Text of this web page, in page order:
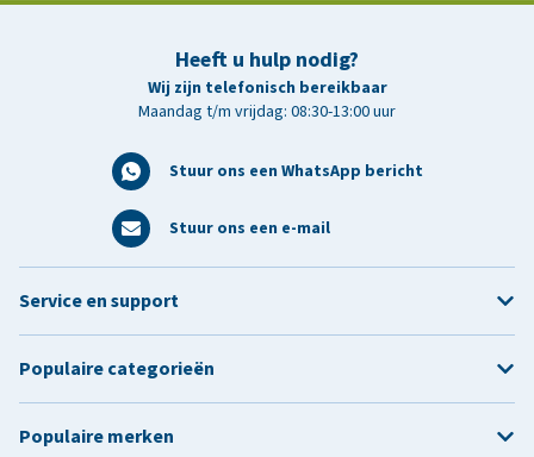
Heeft u hulp nodig?
Wij zijn telefonisch bereikbaar
Maandag t/m vrijdag: 08:30-13:00 uur
Stuur ons een WhatsApp bericht
Stuur ons een e-mail
Service en support
Populaire categorieën
Populaire merken